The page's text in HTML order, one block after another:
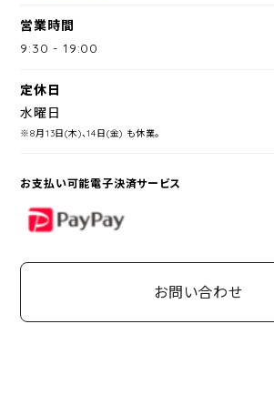
営業時間
9:30 -19:00
定休日
水曜日
※8月13日(木)、14日(金) も休業。
お支払い可能電子決済サービス
PayPay
お問い合わせ